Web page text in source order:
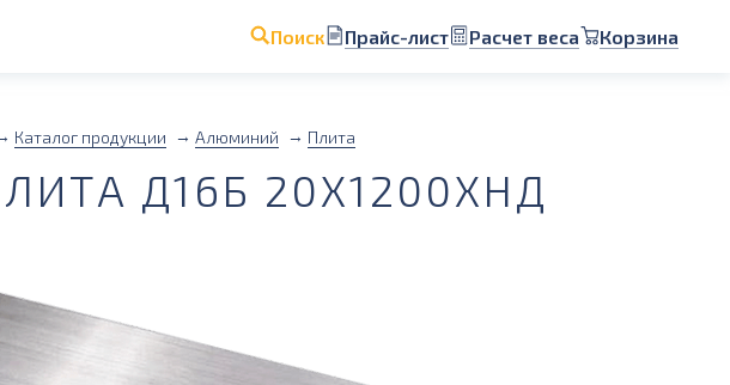
Поиск Прайс-лист Расчет веса Корзина
Каталог продукции Алюминий Плита
Д16Б 20Х1200ХНД